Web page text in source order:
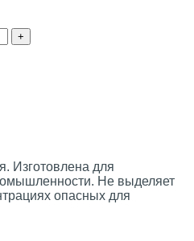
Изготовлена для
Не выделяет
опасных для